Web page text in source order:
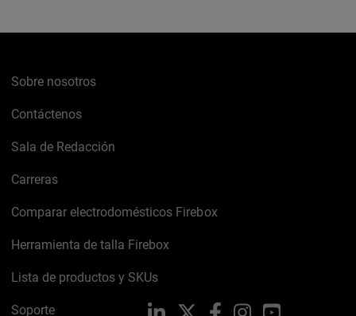
Sobre nosotros
Contáctenos
Sala de Redacción
Carreras
Comparar electrodomésticos Firebox
Herramienta de talla Firebox
Lista de productos y SKUs
Soporte LinkedIn FacebookInstagramYouTube